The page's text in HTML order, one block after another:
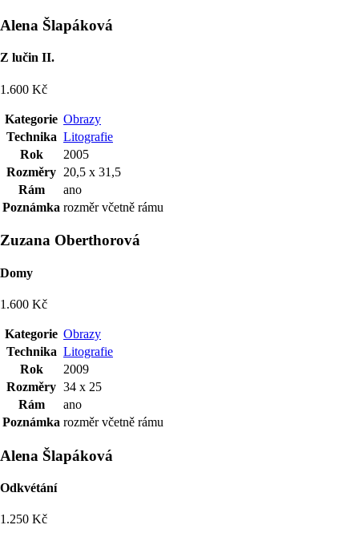
Alena Šlapáková
Z lučin II.
1.600 Kč
Kategorie Obrazy
Technika Litografie
Rok
2005
Rozměry 20,5 x 31,5
Rám
ano
Poznámka rozměr včetně rámu
Zuzana Oberthorová
Domy
1.600 Kč
Kategorie Obrazy
Technika Litografie
Rok
2009
Rozměry 34 x 25
Rám
ano
Poznámka rozměr včetně rámu
Alena Šlapáková
Odkvétání
1.250 Kč